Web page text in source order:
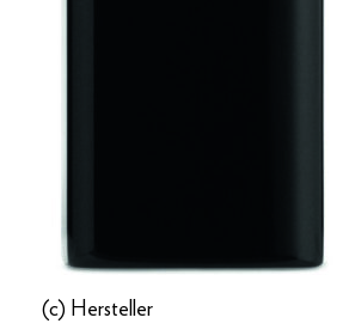
(c) Hersteller